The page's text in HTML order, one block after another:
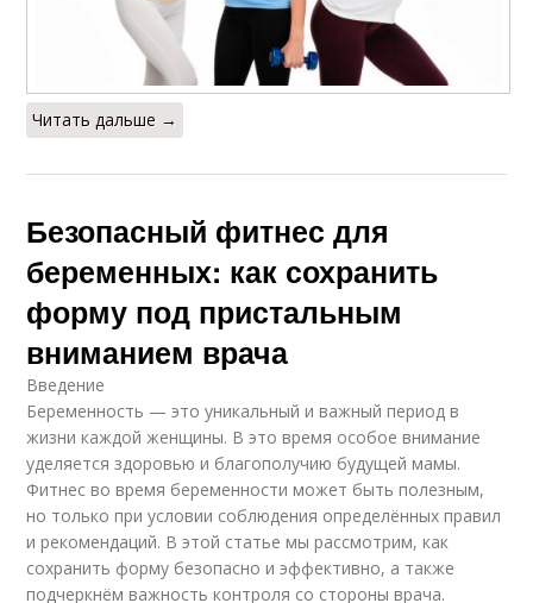
Читать дальше →
Безопасный фитнес для
беременных: как сохранить
форму под пристальным
вниманием врача
Введение
Беременность — это уникальный и важный период в
жизни каждой женщины. В это время особое внимание
уделяется здоровью и благополучию будущей мамы.
Фитнес во время беременности может быть полезным,
но только при условии соблюдения определённых правил
и рекомендаций. В этой статье мы рассмотрим, как
сохранить форму безопасно и эффективно, а также
подчеркнём важность контроля со стороны врача.